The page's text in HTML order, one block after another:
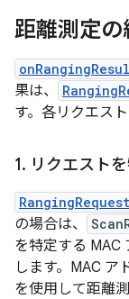
距離測定の
果は、
す。各リクエス
1. リクエスト
RangingRequest
の場合は、
を特定する MAC
します。MAC ア
を使用して距離